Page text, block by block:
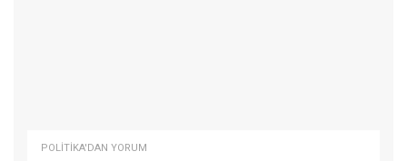
POLITIKA'DAN YORUM